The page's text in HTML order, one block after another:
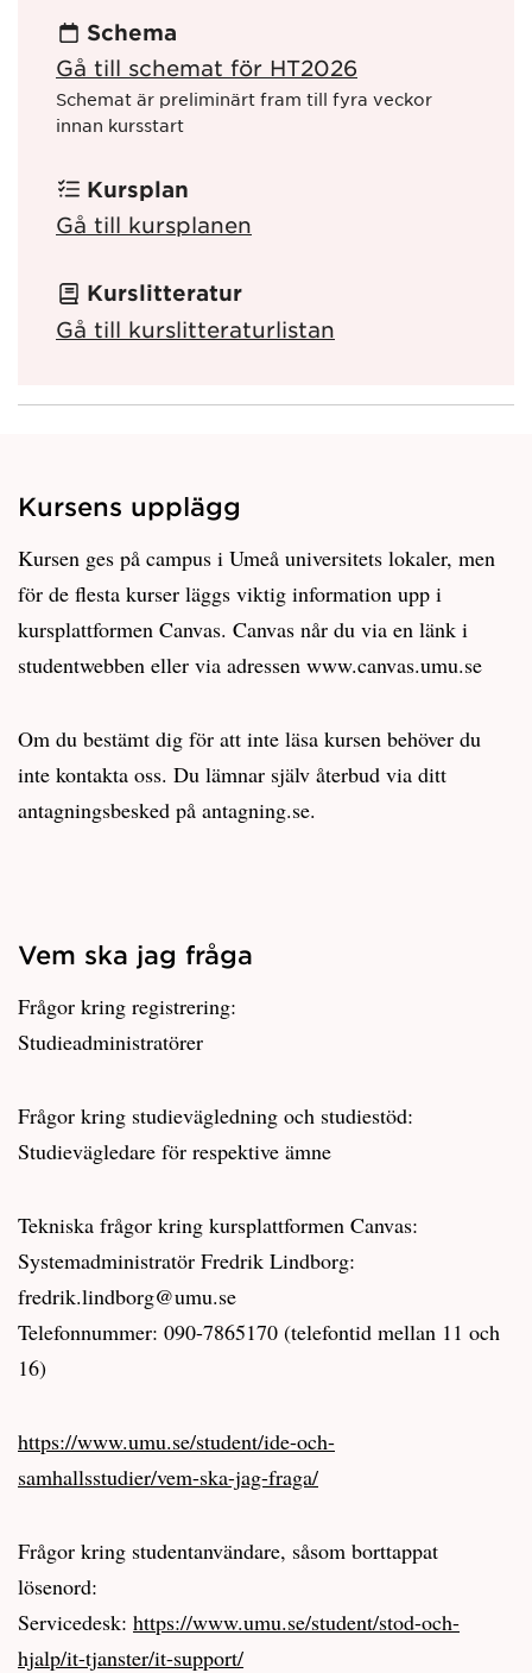
Schema
Gå till schemat för HT2026
Schemat är preliminärt fram till fyra veckor
innan kursstart
Kursplan
Gå till kursplanen
Kurslitteratur
Gå till kurslitteraturlistan
Kursens upplägg
Kursen ges på campus i Umeå universitets lokaler, men
för de flesta kurser läggs viktig information upp i
kursplattformen Canvas. Canvas når du via en länk i
studentwebben eller via adressen www.canvas.umu.se
Om du bestämt dig för att inte läsa kursen behöver du
inte kontakta oss. Du lämnar själv återbud via ditt
antagningsbesked på antagning.se.
Vem ska jag fråga
Frågor kring registrering:
Studieadministratörer
Frågor kring studievägledning och studiestöd:
Studievägledare för respektive ämne
Tekniska frågor kring kursplattformen Canvas:
Systemadministratör Fredrik Lindborg:
fredrik.lindborg@umu.se
Telefonnummer: 090-7865170 (telefontid mellan 11 och
16)
https://www.umu.se/student/ide-och-
samhallsstudier/vem-ska-jag-fraga/
Frågor kring studentanvändare, såsom borttappat
lösenord:
Servicedesk: https://www.umu.se/student/stod-och-
hjalp/it-tjanster/it-support/